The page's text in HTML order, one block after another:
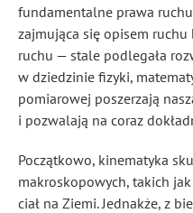
fundamentalne prawa
zajmująca się opisem
ruchu — stale podlegała
w dziedzinie fizyki,
pomiarowej poszerzają
i pozwalają na coraz
Początkowo, kinematyka
makroskopowych, takich
ciał na Ziemi. Jednakże, z